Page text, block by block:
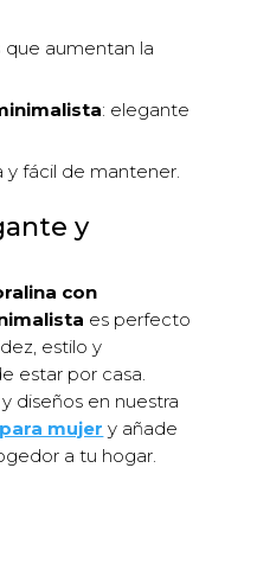
que aumentan la
: elegante
y fácil de mantener.
y
con
es perfecto
estilo y
estar por casa.
diseños en nuestra
mujer y añade
a tu hogar.